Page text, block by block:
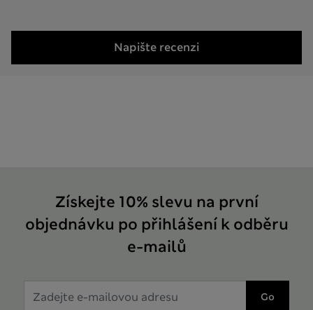
Napište recenzi
Získejte 10% slevu na první
objednávku po přihlášení k odběru
e-mailů
Go